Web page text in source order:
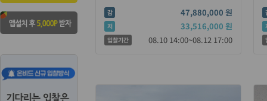
감 47,880,000 원
저 33,516,000 원
입찰기간 08.10 14:00~08.12 17:00